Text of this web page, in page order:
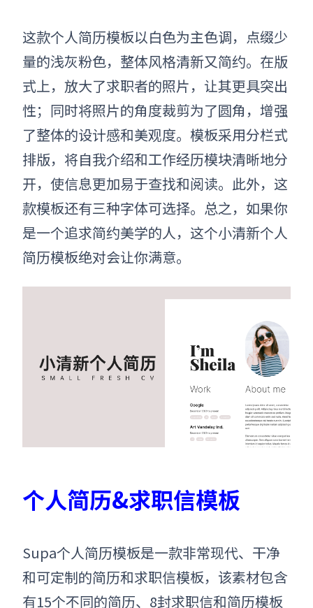
这款个人简历模板以白色为主色调，点缀少
量的浅灰粉色，整体风格清新又简约。在版
式上，放大了求职者的照片，让其更具突出
性；同时将照片的角度裁剪为了圆角，增强
了整体的设计感和美观度。模板采用分栏式
排版，将自我介绍和工作经历模块清晰地分
开，使信息更加易于查找和阅读。此外，这
款模板还有三种字体可选择。总之，如果你
是一个追求简约美学的人，这个小清新个人
简历模板绝对会让你满意。
个人简历&求职信模板
Supa个人简历模板是一款非常现代、干净
和可定制的简历和求职信模板，该素材包含
有15个不同的简历、8封求职信和简历模板